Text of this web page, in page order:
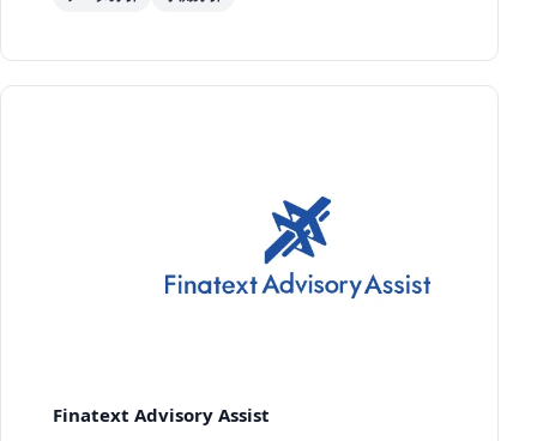
Finatext Advisory Assist